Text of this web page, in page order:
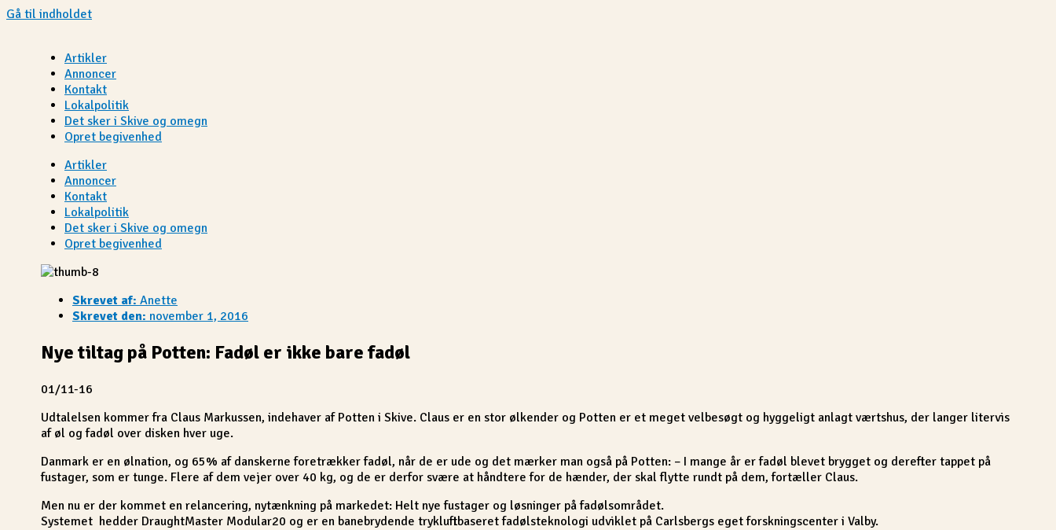
Gå til indholdet
Artikler
Annoncer
Kontakt
Lokalpolitik
Det sker i Skive og omegn
Opret begivenhed
Artikler
Annoncer
Kontakt
Lokalpolitik
Det sker i Skive og omegn
Opret begivenhed
Skrevet af: Anette
Skrevet den: november 1, 2016
Nye tiltag på Potten: Fadøl er ikke bare fadøl
01/11-16
Udtalelsen kommer fra Claus Markussen, indehaver af Potten i Skive. Claus er en stor ølkender og Potten er et meget velbesøgt og hyggeligt anlagt værtshus, der langer litervis
af øl og fadøl over disken hver uge.
Danmark er en ølnation, og 65% af danskerne foretrækker fadøl, når de er ude og det mærker man også på Potten: – I mange år er fadøl blevet brygget og derefter tappet på
fustager, som er tunge. Flere af dem vejer over 40 kg, og de er derfor svære at håndtere for de hænder, der skal flytte rundt på dem, fortæller Claus.
Men nu er der kommet en relancering, nytænkning på markedet: Helt nye fustager og løsninger på fadølsområdet.
Systemet hedder DraughtMaster Modular20 og er en banebrydende trykluftbaseret fadølsteknologi udviklet på Carlsbergs eget forskningscenter i Valby.